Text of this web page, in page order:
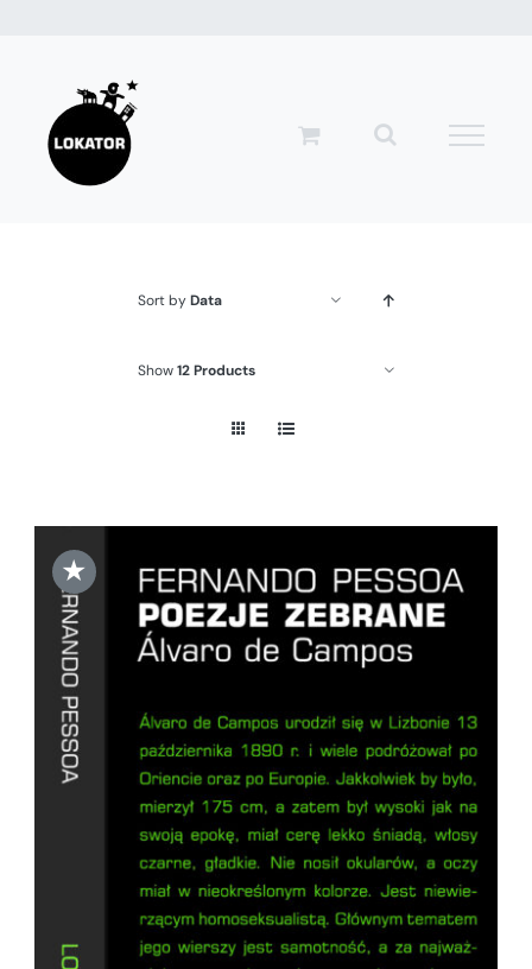
zawartości
Sort byData
Show12 Products
★
DODAJ DO KOSZYKA / SZCZEGÓŁY